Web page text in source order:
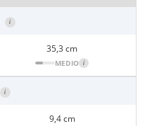
i
35,3 cm
MEDIO i
i
9,4 cm